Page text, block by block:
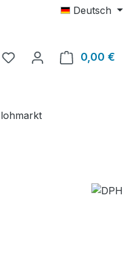
Deutsch
0,00 €